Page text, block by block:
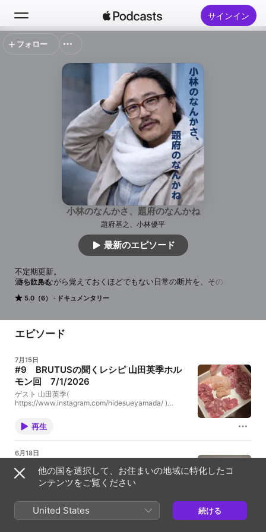
サインイン
新着おすすめ
トップランキング
小林のなんかさ、題府のなんかね
題府基之、小林優平
5.0（6） ドキュメンタリー
不定期更新。
酒を飲みながら覚えておくほどでもない日常の断片を、そのまま残
題府基之 (https://www.instagram.com/motoyukidaifu/)
※質問など好きに送ってください
https://forms.gle/nYLQfKLVveQT7eiL9
さらに見る
最新のエピソード
フォロー
エピソード
7月15日
#9 BRUTUSの聞くレシピ 山田英季ホル
モン回 7/1/2026
ゲスト 山田英季(
https://www.instagram.com/hidesueyamada/ )
https://open.spotify.com/show/0iIBEFPAF7YAUHki2
o11xL )再生
6月18日
1:06:33までフィールドレコーディング 、篝一光、吉
行耕平、春川ナミオ、一日一食、永新、荒川の洗礼
より遅い、自転車の間を歩いてた、荒川の洗礼②、や
なの？、百合子姉さん、チャー汁、髪長族、食べて食
べて愛でて愛でて、2パチはねーだろ、面、髭抜くぞ
2時間44分
他の国を選択して、お住まいの地域に特化したコ
ンテンツをご覧ください
United States 続ける